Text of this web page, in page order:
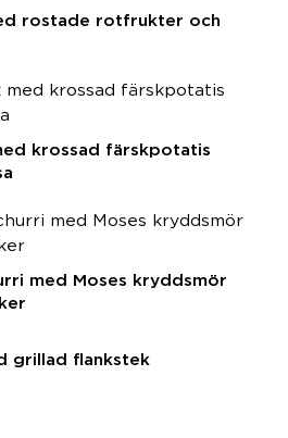
rostade rotfrukter och
krossad färskpotatis
med Moses kryddsmör
grillad flankstek